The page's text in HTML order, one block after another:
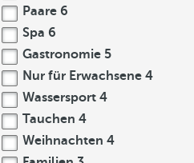
Paare 6
Spa 6
Gastronomie 5
Nur für Erwachsene 4
Wassersport 4
Tauchen 4
Weihnachten 4